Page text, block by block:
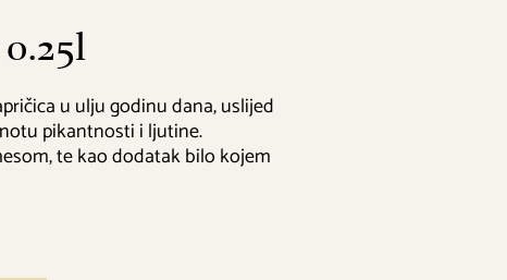
u ulju godinu dana, uslijed
pikantnosti i ljutine.
te kao dodatak bilo kojem